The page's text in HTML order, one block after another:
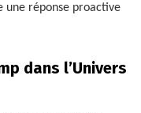
une réponse proactive
dans l’Univers